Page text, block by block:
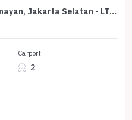
For Sale rumah Eksklusif di Senayan, Jakarta Selatan - LT 435m²
Carport
2